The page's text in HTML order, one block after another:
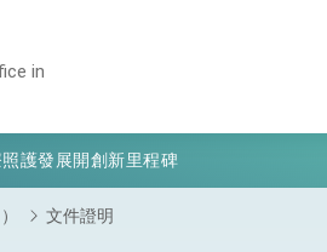
in
護發展開創新里程碑
與健康產業展」預告短片，向世界展現
文件證明